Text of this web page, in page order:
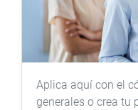
Aplica aquí con el
generales o crea tu